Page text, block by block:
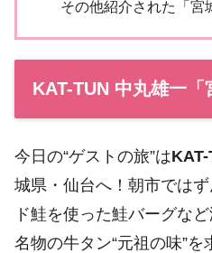
その他紹介された「宮
KAT-TUN 中丸雄一「
今日の“ゲストの旅”は
城県・仙台へ！朝市では
ド鮭を使った鮭バーグな
名物の牛タン“元祖の味”